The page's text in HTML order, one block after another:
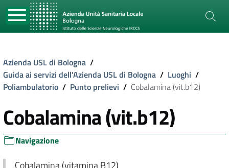
Azienda USL di Bologna /
Guida ai servizi dell'Azienda USL di Bologna / Luoghi /
Poliambulatorio / Punto prelievi / Cobalamina (vit.b12)
Cobalamina (vit.b12)
Navigazione
Cobalamina (vitamina B12)